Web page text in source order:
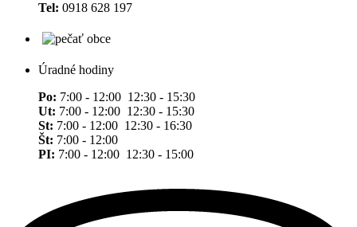
Tel: 0918 628 197
Úradné hodiny
Po: 7:00 - 12:00 12:30 - 15:30
Ut: 7:00 - 12:00 12:30 - 15:30
St: 7:00 - 12:00 12:30 - 16:30
Št: 7:00 - 12:00
PI: 7:00 - 12:00 12:30 - 15:00